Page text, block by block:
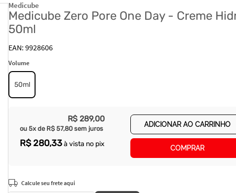
Medicube
Medicube Zero Pore One Day - Creme
50ml
9928606
Volume
50ml
R$ 289,00
ou 5x de R$ 57,80 sem juros
R$ 280,33à vista no pix
ADICIONAR AO CARRINHO
COMPRAR